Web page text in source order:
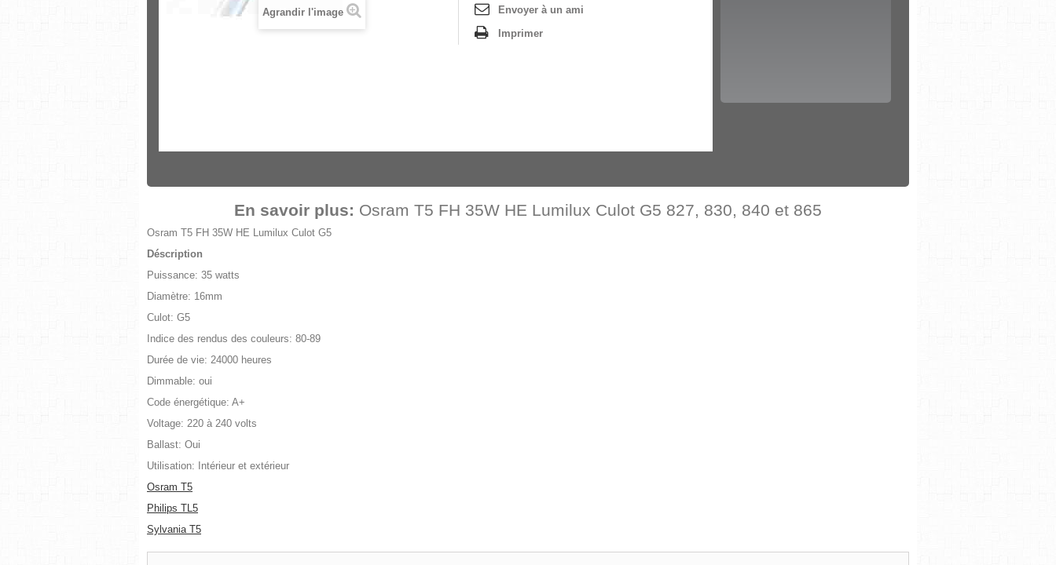
Agrandir l'image
Envoyer à un ami
Imprimer
En savoir plus: Osram T5 FH 35W HE Lumilux Culot G5 827, 830, 840 et 865
Osram T5 FH 35W HE Lumilux Culot G5
Déscription
Puissance: 35 watts
Diamètre: 16mm
Culot: G5
Indice des rendus des couleurs: 80-89
Durée de vie: 24000 heures
Dimmable: oui
Code énergétique: A+
Voltage: 220 à 240 volts
Ballast: Oui
Utilisation: Intérieur et extérieur
Osram T5
Philips TL5
Sylvania T5